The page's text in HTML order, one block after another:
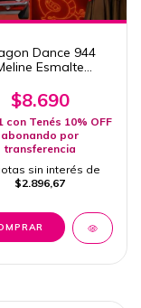
Dance 944
Esmalte
Uv/Led
$8.690
con Tenés 10% OFF
abonando por
transferencia
sin interés de
$2.896,67